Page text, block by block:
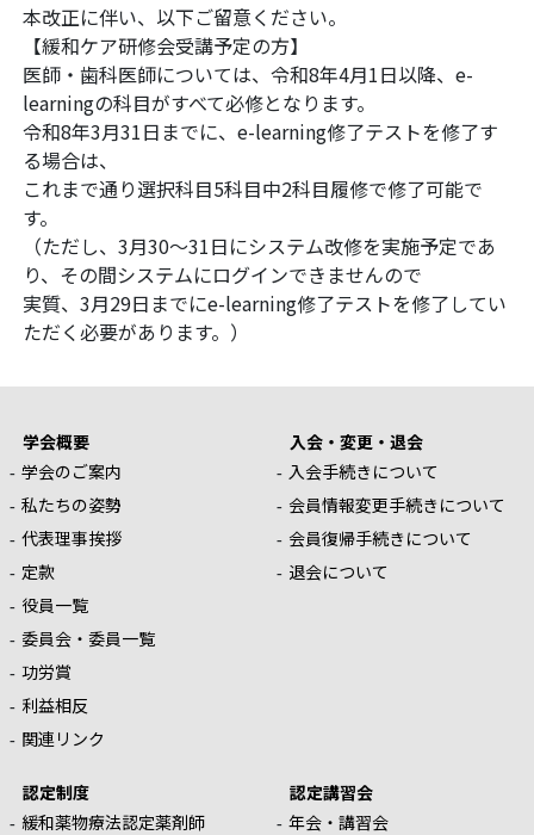
本改正に伴い、以下ご留意ください。
【緩和ケア研修会受講予定の方】
医師・歯科医師については、令和8年4月1日以降、e-
learningの科目がすべて必修となります。
令和8年3月31日までに、e-learning修了テストを修了す
る場合は、
これまで通り選択科目5科目中2科目履修で修了可能で
す。
（ただし、3月30～31日にシステム改修を実施予定であ
り、その間システムにログインできませんので
実質、3月29日までにe-learning修了テストを修了してい
ただく必要があります。）
学会概要
学会のご案内
私たちの姿勢
代表理事挨拶
定款
役員一覧
委員会・委員一覧
功労賞
利益相反
関連リンク
入会・変更・退会
入会手続きについて
会員情報変更手続きについて
会員復帰手続きについて
退会について
認定制度
緩和薬物療法認定薬剤師
認定講習会
年会・講習会